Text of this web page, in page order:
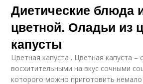
Диетические блюда
цветной. Оладьи из
капусты
Цветная капуста . Цветная капуста –
восхитительными на вкус сочными
которого можно приготовить немало